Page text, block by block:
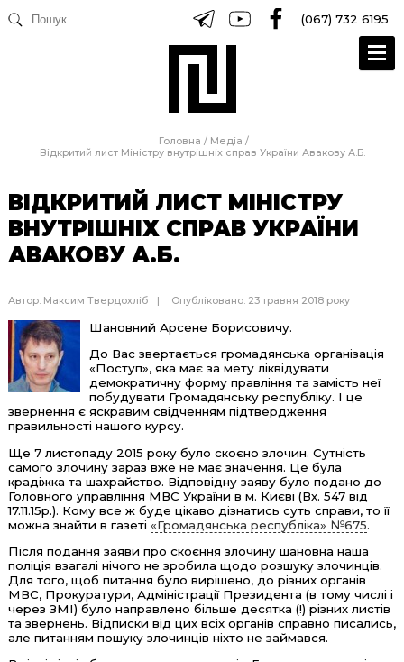
(067) 732 6195
Головна / Медіа /
Відкритий лист Міністру внутрішніх справ України Авакову А.Б.
ВІДКРИТИЙ ЛИСТ МІНІСТРУ
ВНУТРІШНІХ СПРАВ УКРАЇНИ
АВАКОВУ А.Б.
Автор: Максим Твердохліб Опубліковано: 23 травня 2018 року
Шановний Арсене Борисовичу.
До Вас звертається громадянська організація
«Поступ», яка має за мету ліквідувати
демократичну форму правління та замість неї
побудувати Громадянську республіку. І це
звернення є яскравим свідченням підтвердження
правильності нашого курсу.
Ще 7 листопаду 2015 року було скоєно злочин. Сутність
самого злочину зараз вже не має значення. Це була
крадіжка та шахрайство. Відповідну заяву було подано до
Головного управління МВС України в м. Києві (Вх. 547 від
17.11.15р.). Кому все ж буде цікаво дізнатись суть справи, то її
можна знайти в газеті «Громадянська республіка» №675.
Після подання заяви про скоєння злочину шановна наша
поліція взагалі нічого не зробила щодо розшуку злочинців.
Для того, щоб питання було вирішено, до різних органів
МВС, Прокуратури, Адміністрації Президента (в тому числі і
через ЗМІ) було направлено більше десятка (!) різних листів
та звернень. Відписки від цих всіх органів справно писались,
але питанням пошуку злочинців ніхто не займався.